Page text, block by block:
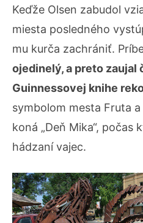
Keďže Olsen zabudol
miesta posledného
mu kurča zachrániť.
ojedinelý, a preto zaujal
Guinnessovej knihe
symbolom mesta Fruta
koná „Deň Mika“, počas
hádzaní vajec.